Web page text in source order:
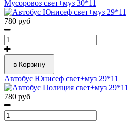
Мусоровоз свет+муз 30*11
780 руб
в Корзину
Автобус Юнисеф свет+муз 29*11
780 руб